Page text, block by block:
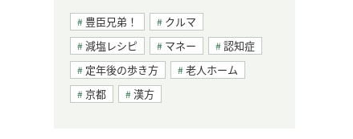
豊臣兄弟！
クルマ
減塩レシピ
マネー
認知症
定年後の歩き方
老人ホーム
京都
漢方